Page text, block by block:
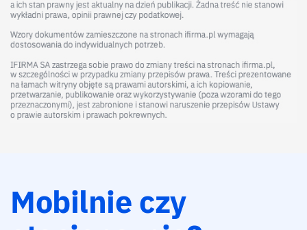
Mobilnie czy